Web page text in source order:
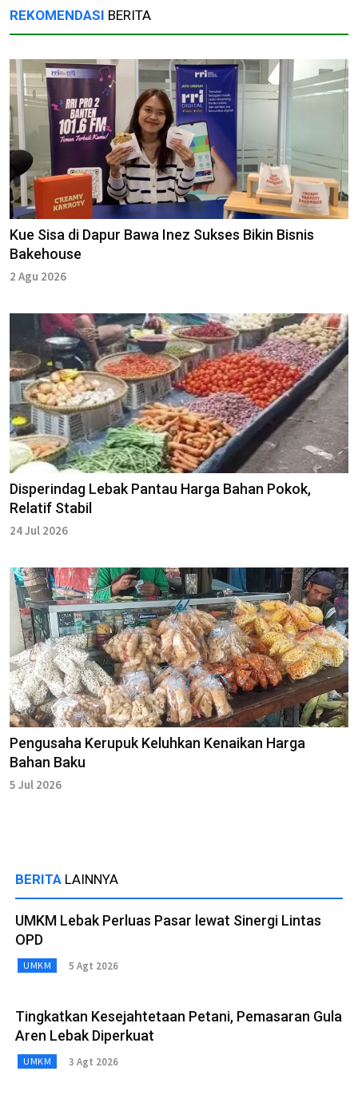
REKOMENDASI BERITA
Kue Sisa di Dapur Bawa Inez Sukses Bikin Bisnis
Bakehouse
2 Agu 2026
Disperindag Lebak Pantau Harga Bahan Pokok,
Relatif Stabil
24 Jul 2026
Pengusaha Kerupuk Keluhkan Kenaikan Harga
Bahan Baku
5 Jul 2026
BERITA LAINNYA
UMKM Lebak Perluas Pasar lewat Sinergi Lintas
OPD
UMKM 5 Agt 2026
Tingkatkan Kesejahtetaan Petani, Pemasaran Gula
Aren Lebak Diperkuat
UMKM 3 Agt 2026